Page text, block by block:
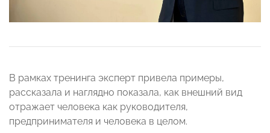
В рамках тренинга эксперт привела примеры,
рассказала и наглядно показала, как внешний вид
отражает человека как руководителя,
предпринимателя и человека в целом.